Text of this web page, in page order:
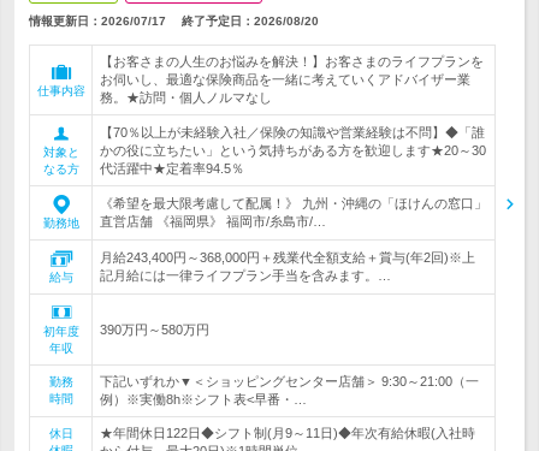
情報更新日：2026/07/17 終了予定日： 2026/08/20
仕事内容
【お客さまの人生のお悩みを解決！】お客さまのライフプランを
お伺いし、最適な保険商品を一緒に考えていくアドバイザー業
務。★訪問・個人ノルマなし
対象と
なる方
【70％以上が未経験入社／保険の知識や営業経験は不問】◆「誰
かの役に立ちたい」という気持ちがある方を歓迎します★20～30
代活躍中★定着率94.5％
勤務地
《希望を最大限考慮して配属！》 九州・沖縄の「ほけんの窓口」
直営店舗 《福岡県》 福岡市/糸島市/…
給与
月給243,400円～368,000円＋残業代全額支給＋賞与(年2回)※上
記月給には一律ライフプラン手当を含みます。…
初年度
年収
390万円～580万円
勤務
時間
下記いずれか▼＜ショッピングセンター店舗＞ 9:30～21:00（一
例）※実働8h※シフト表<早番・…
休日
★年間休日122日◆シフト制(月9～11日)◆年次有給休暇(入社時